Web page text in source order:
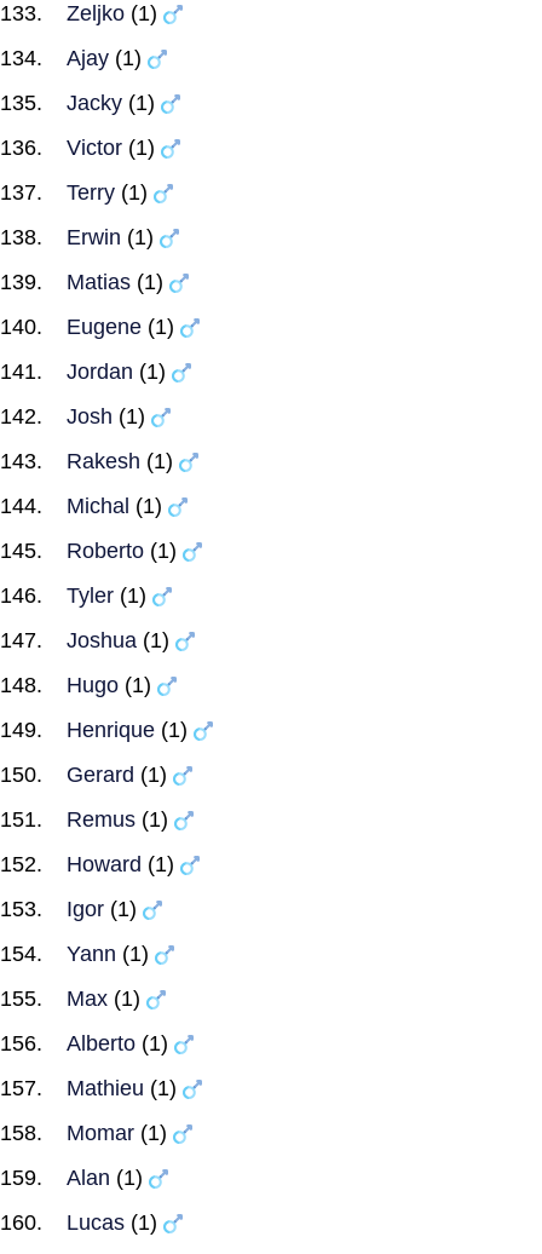
Zeljko (1)
Ajay (1)
Jacky (1)
Victor (1)
Terry (1)
Erwin (1)
Matias (1)
Eugene (1)
Jordan (1)
Josh (1)
Rakesh (1)
Michal (1)
Roberto (1)
Tyler (1)
Joshua (1)
Hugo (1)
Henrique (1)
Gerard (1)
Remus (1)
Howard (1)
Igor (1)
Yann (1)
Max (1)
Alberto (1)
Mathieu (1)
Momar (1)
Alan (1)
Lucas (1)